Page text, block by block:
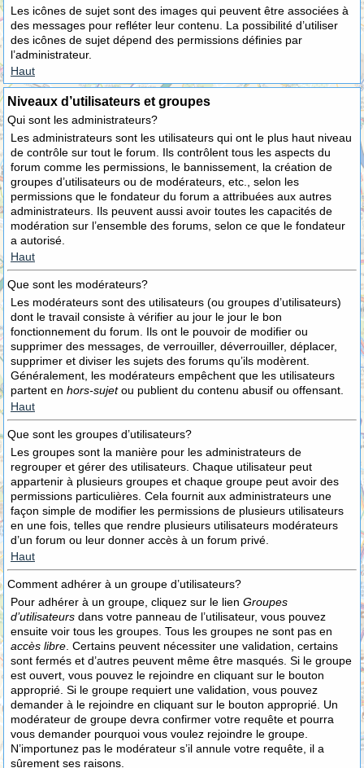
Les icônes de sujet sont des images qui peuvent être associées à
des messages pour refléter leur contenu. La possibilité d’utiliser
des icônes de sujet dépend des permissions définies par
l’administrateur.
Haut
Niveaux d’utilisateurs et groupes
Qui sont les administrateurs?
Les administrateurs sont les utilisateurs qui ont le plus haut niveau
de contrôle sur tout le forum. Ils contrôlent tous les aspects du
forum comme les permissions, le bannissement, la création de
groupes d’utilisateurs ou de modérateurs, etc., selon les
permissions que le fondateur du forum a attribuées aux autres
administrateurs. Ils peuvent aussi avoir toutes les capacités de
modération sur l’ensemble des forums, selon ce que le fondateur
a autorisé.
Haut
Que sont les modérateurs?
Les modérateurs sont des utilisateurs (ou groupes d’utilisateurs)
dont le travail consiste à vérifier au jour le jour le bon
fonctionnement du forum. Ils ont le pouvoir de modifier ou
supprimer des messages, de verrouiller, déverrouiller, déplacer,
supprimer et diviser les sujets des forums qu’ils modèrent.
Généralement, les modérateurs empêchent que les utilisateurs
partent en hors-sujetou publient du contenu abusif ou offensant.
Haut
Que sont les groupes d’utilisateurs?
Les groupes sont la manière pour les administrateurs de
regrouper et gérer des utilisateurs. Chaque utilisateur peut
appartenir à plusieurs groupes et chaque groupe peut avoir des
permissions particulières. Cela fournit aux administrateurs une
façon simple de modifier les permissions de plusieurs utilisateurs
en une fois, telles que rendre plusieurs utilisateurs modérateurs
d’un forum ou leur donner accès à un forum privé.
Haut
Comment adhérer à un groupe d’utilisateurs?
Pour adhérer à un groupe, cliquez sur le lien Groupes
d’utilisateurs dans votre panneau de l’utilisateur, vous pouvez
ensuite voir tous les groupes. Tous les groupes ne sont pas en
accès libre . Certains peuvent nécessiter une validation, certains
sont fermés et d’autres peuvent même être masqués. Si le groupe
est ouvert, vous pouvez le rejoindre en cliquant sur le bouton
approprié. Si le groupe requiert une validation, vous pouvez
demander à le rejoindre en cliquant sur le bouton approprié. Un
modérateur de groupe devra confirmer votre requête et pourra
vous demander pourquoi vous voulez rejoindre le groupe.
N’importunez pas le modérateur s’il annule votre requête, il a
sûrement ses raisons.